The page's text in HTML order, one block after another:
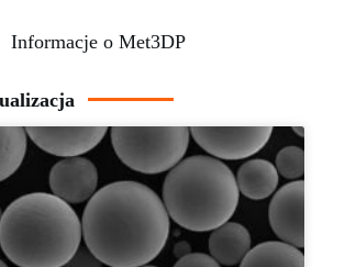
Informacje o Met3DP